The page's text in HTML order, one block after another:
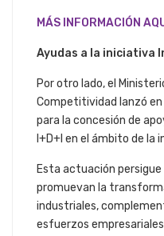
MÁS INFORMACIÓN
Ayudas a la iniciativa
Por otro lado, el
Competitividad lanzó
para la concesión de
I+D+I en el ámbito de
Esta actuación
promuevan la
industriales,
esfuerzos